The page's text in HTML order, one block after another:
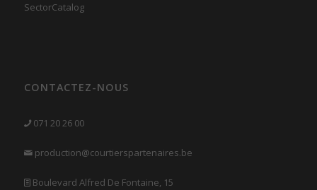
SectorCatalog
CONTACTEZ-NOUS
071 20 26 00
production@courtierspartenaires.be
Boulevard Alfred De Fontaine, 15